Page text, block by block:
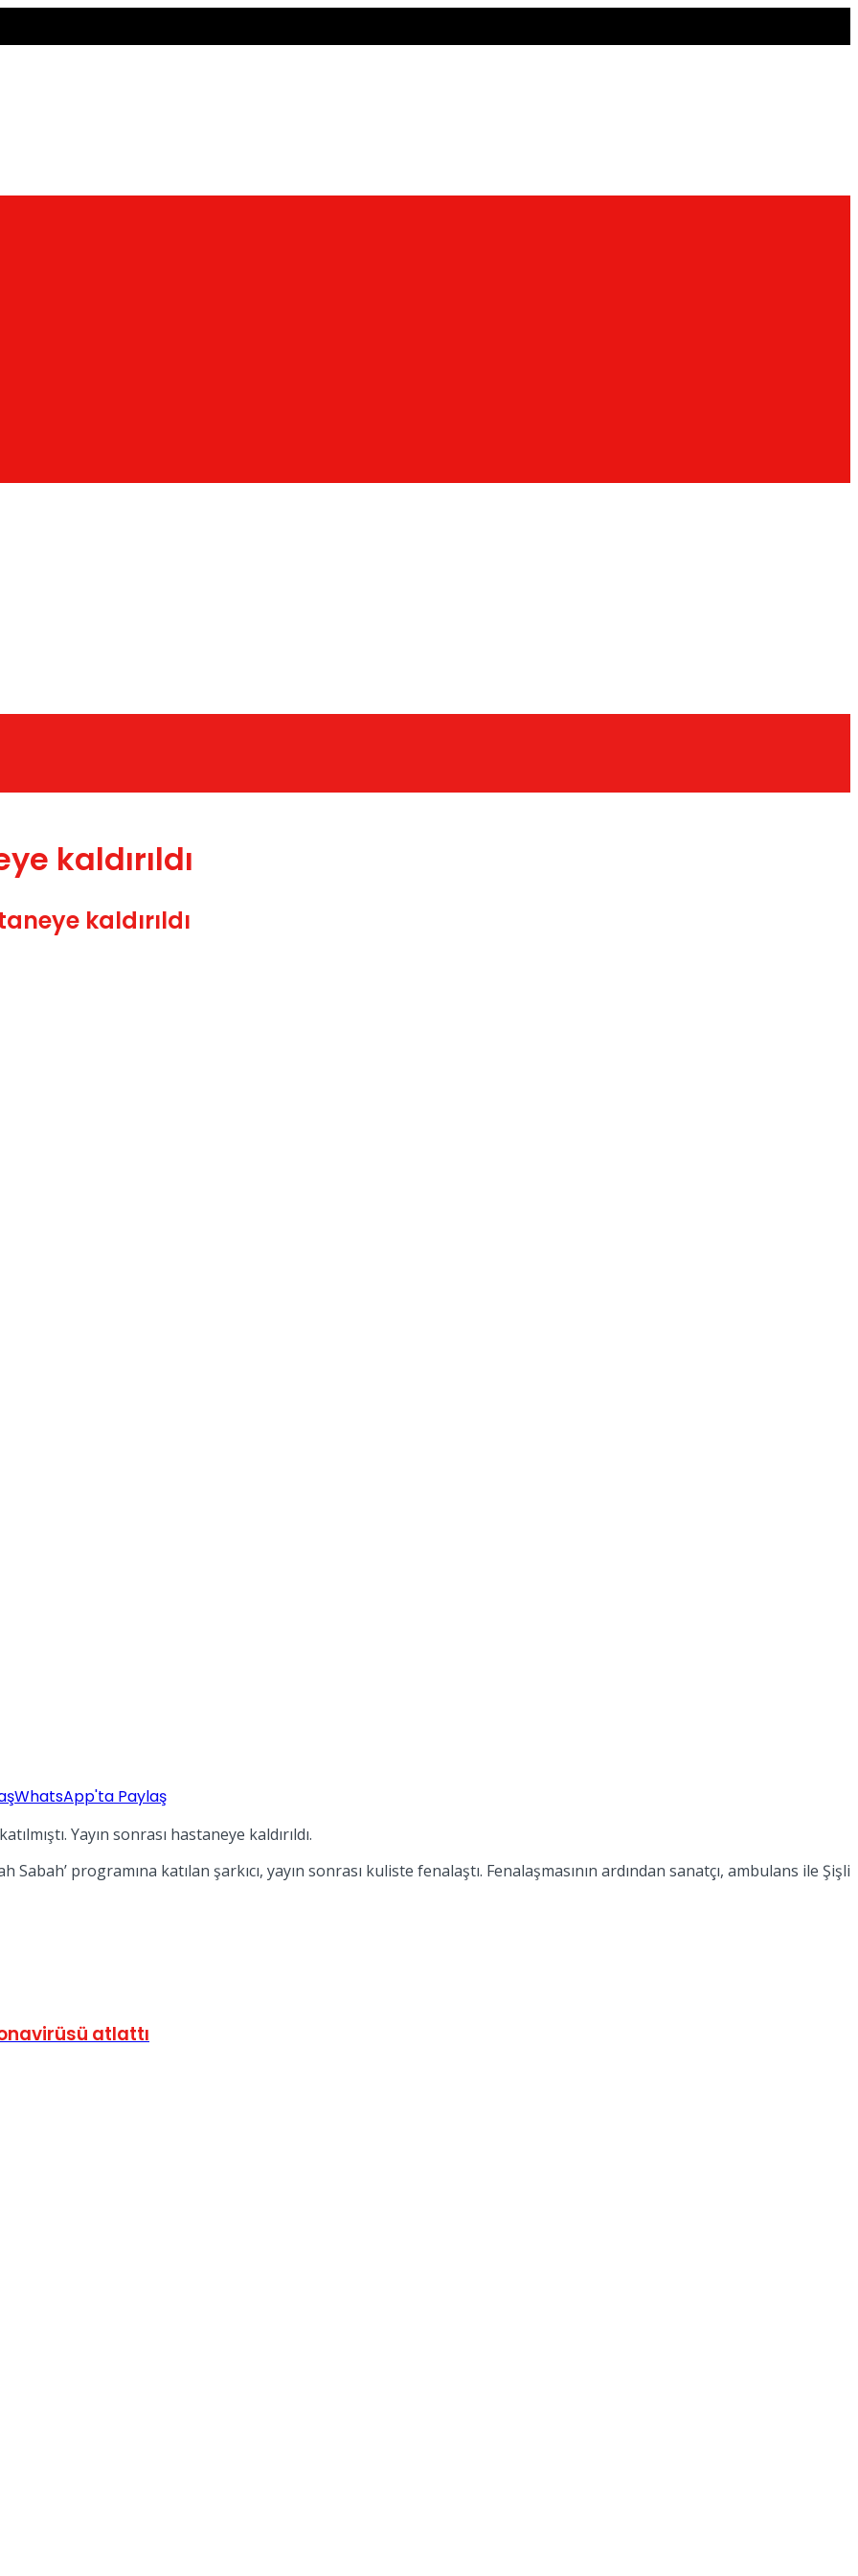
kaldırıldı
kaldırıldı
WhatsApp'ta Paylaş
Yayın sonrası hastaneye kaldırıldı.
Sabah’ programına katılan şarkıcı, yayın sonrası kuliste fenalaştı. Fenalaşmasının ardından sanatçı, ambulans ile Şişli
atlattı